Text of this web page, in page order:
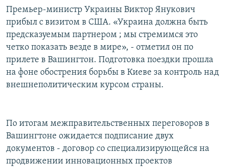
Премьер-министр Украины Виктор Янукович
прибыл с визитом в США. «Украина должна быть
предсказуемым партнером ; мы стремимся это
четко показать везде в мире», - отметил он по
прилете в Вашингтон. Подготовка поездки прошла
на фоне обострения борьбы в Киеве за контроль над
внешнеполитическим курсом страны.
По итогам межправительственных переговоров в
Вашингтоне ожидается подписание двух
документов - договор со специализирующейся на
продвижении инновационных проектов